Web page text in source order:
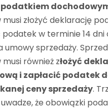
podatkiem
musi złożyć deklarację
podatek w terminie 14 dni
umowy sprzedaży.
musi również złożyć
i zapłacić podatek
ceny sprzedaży.
że obowiązki